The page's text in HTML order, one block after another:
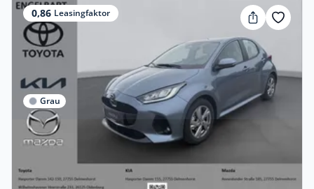
0,86 Leasingfaktor
Grau
Privat
Mazda 2 Hybrid Exclusive-Line LED ACC
Apple CarPlay An